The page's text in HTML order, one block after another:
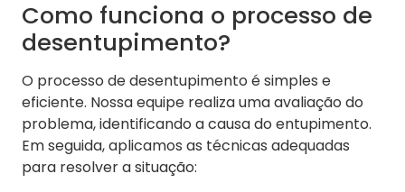
Como funciona o processo de
desentupimento?
O processo de desentupimento é simples e
eficiente. Nossa equipe realiza uma avaliação do
problema, identificando a causa do entupimento.
Em seguida, aplicamos as técnicas adequadas
para resolver a situação: